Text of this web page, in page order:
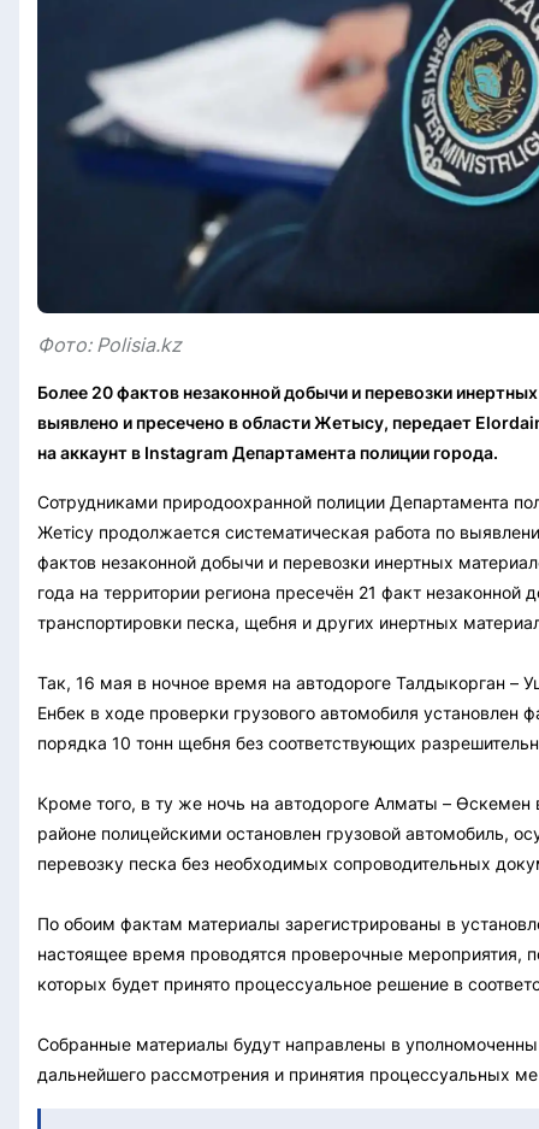
Фото: Polisia.kz
Более 20 фактов незаконной добычи и перевозки
выявлено и пресечено в области Жетысу, передает
на аккаунт в Instagram Департамента полиции города.
Сотрудниками природоохранной полиции Департамента
Жетісу продолжается систематическая работа по
фактов незаконной добычи и перевозки инертных
года на территории региона пресечён 21 факт незаконной
транспортировки песка, щебня и других инертных
Так, 16 мая в ночное время на автодороге Талдыкорган –
Енбек в ходе проверки грузового автомобиля установлен
порядка 10 тонн щебня без соответствующих
Кроме того, в ту же ночь на автодороге Алматы – Өскемен
районе полицейскими остановлен грузовой автомобиль,
перевозку песка без необходимых сопроводительных
По обоим фактам материалы зарегистрированы в
настоящее время проводятся проверочные мероприятия,
которых будет принято процессуальное решение в
Собранные материалы будут направлены в
дальнейшего рассмотрения и принятия процессуальных